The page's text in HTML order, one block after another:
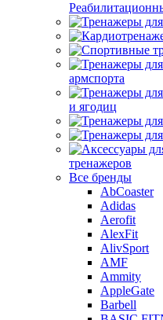
армспорта
и ягодиц
тренажеров
Все бренды
AbCoaster
Adidas
Aerofit
AlexFit
AlivSport
AMF
Ammity
AppleGate
Barbell